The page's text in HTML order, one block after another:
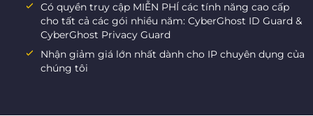
Có quyền truy cập MIỄN PHÍ các tính năng cao cấp
cho tất cả các gói nhiều năm: CyberGhost ID Guard &
CyberGhost Privacy Guard
Nhận giảm giá lớn nhất dành cho IP chuyên dụng của
chúng tôi